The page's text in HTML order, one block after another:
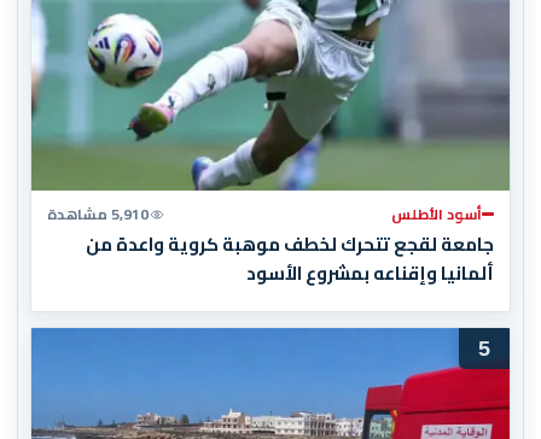
أسود الأطلس 5,910 مشاهدة
جامعة لقجع تتحرك لخطف موهبة كروية واعدة من
ألمانيا وإقناعه بمشروع الأسود
5